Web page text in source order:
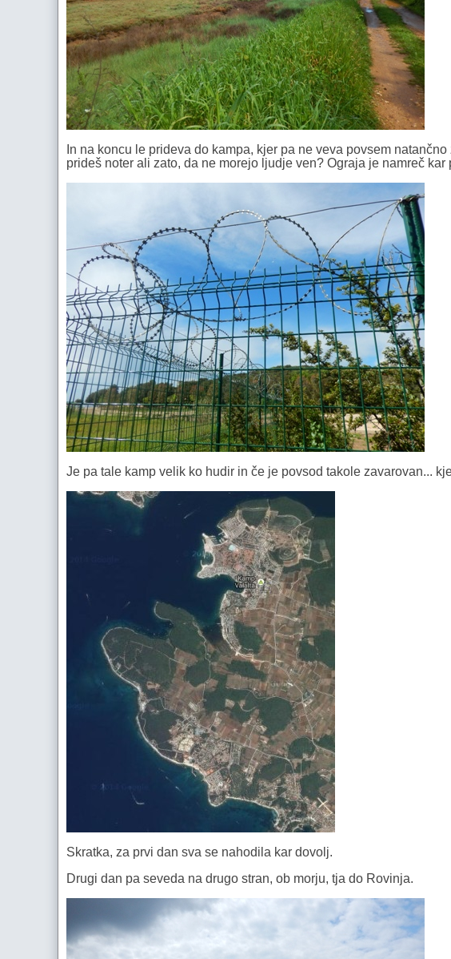
In na koncu le prideva do kampa, kjer pa ne veva povsem
prideš noter ali zato, da ne morejo ljudje ven? Ograja je namreč kar
Je pa tale kamp velik ko hudir in če je povsod takole zavarovan...
Skratka, za prvi dan sva se nahodila kar dovolj.
Drugi dan pa seveda na drugo stran, ob morju, tja do Rovinja.